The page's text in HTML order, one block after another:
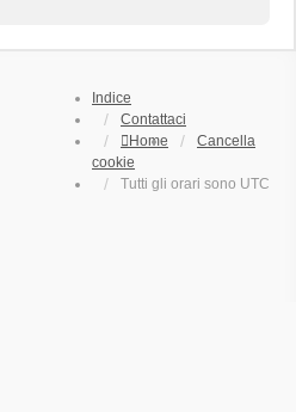
Indice
Contattaci
Home
Cancella
cookie
Tutti gli orari sono UTC